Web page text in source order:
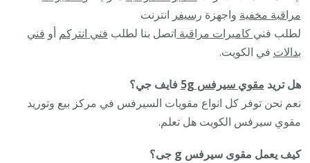
مراقبة مخفية واجهزة رسيفر انترنت
لطلب فني كاميرات مراقبة اتصل بنا لطلب فني انتركم أو فني
بدالات في الكويت.
هل تريد مقوي سيرفس 5g
فايف جي؟
نعم نحن توفر كل انواع مقويات السيرفس في مركز بيع وتوريد
مقوي سيرفس الكويت هل تعلم.
كيف يعمل مقوى سيرفس g جى؟